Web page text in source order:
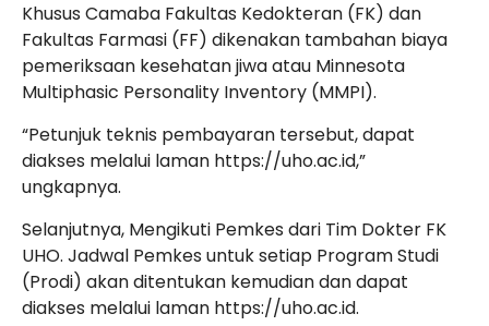
Khusus Camaba Fakultas Kedokteran (FK) dan
Fakultas Farmasi (FF) dikenakan tambahan biaya
pemeriksaan kesehatan jiwa atau Minnesota
Multiphasic Personality Inventory (MMPI).
“Petunjuk teknis pembayaran tersebut, dapat
diakses melalui laman https://uho.ac.id,”
ungkapnya.
Selanjutnya, Mengikuti Pemkes dari Tim Dokter FK
UHO. Jadwal Pemkes untuk setiap Program Studi
(Prodi) akan ditentukan kemudian dan dapat
diakses melalui laman https://uho.ac.id.